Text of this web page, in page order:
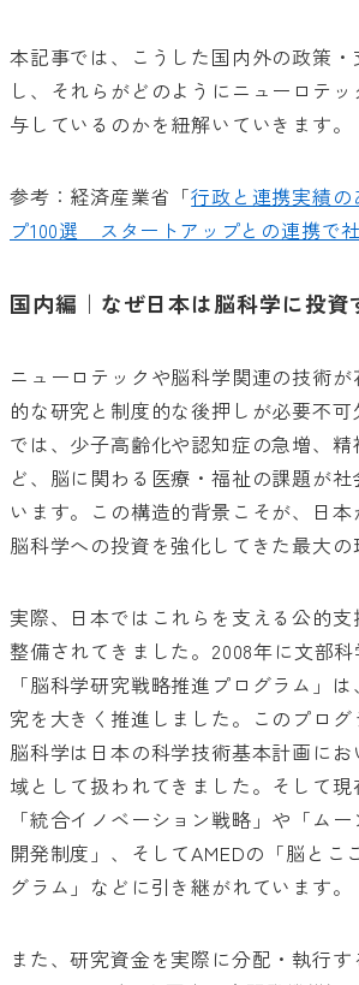
本記事では、こうした国内外の政策・
し、それらがどのようにニューロテ
与しているのかを紐解いていきます。
参考：経済産業省「行政と連携実績の
プ100選 スタートアップとの連携で
国内編｜なぜ日本は脳科学に投資
ニューロテックや脳科学関連の技術
的な研究と制度的な後押しが必要不
では、少子高齢化や認知症の急増、精
ど、脳に関わる医療・福祉の課題が
います。この構造的背景こそが、日
脳科学への投資を強化してきた最大の
実際、日本ではこれらを支える公的
整備されてきました。2008年に文部
「脳科学研究戦略推進プログラム」
究を大きく推進しました。このプログ
脳科学は日本の科学技術基本計画に
域として扱われてきました。そして現
「統合イノベーション戦略」や「ム
開発制度」、そしてAMEDの「脳とこ
グラム」などに引き継がれています。
また、研究資金を実際に分配・執行す